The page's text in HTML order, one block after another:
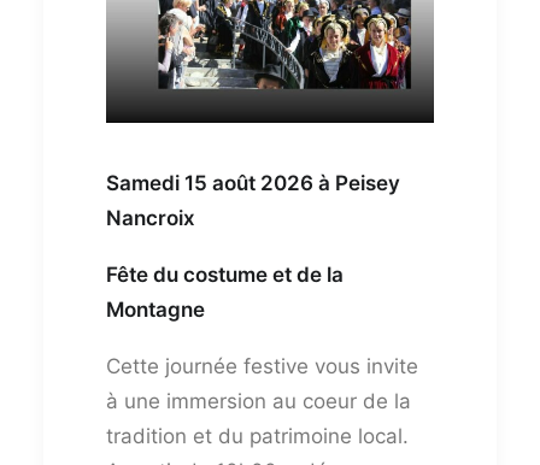
Samedi 15 août 2026 à Peisey
Nancroix
Fête du costume et de la
Montagne
Cette journée festive vous invite
à une immersion au coeur de la
tradition et du patrimoine local.